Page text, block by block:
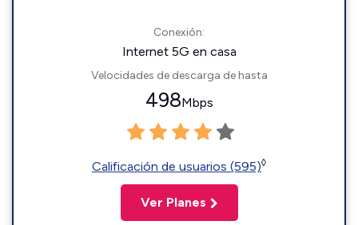
Conexión:
Internet 5G en casa
Velocidades de descarga de hasta
498Mbps
Calificación de usuarios (595)◊
Ver Planes